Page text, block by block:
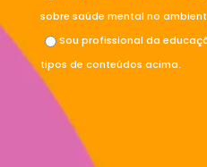
sobre saúde mental no
Sou profissional da
tipos de conteúdos acima.